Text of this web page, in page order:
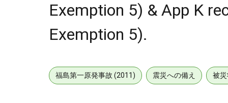
Exemption 5) & App K
Exemption 5).
福島第一原発事故 (2011) 震災への備え 被災